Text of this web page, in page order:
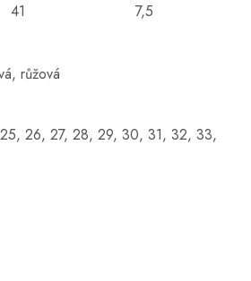
41 7,5
růžová
26, 27, 28, 29, 30, 31, 32, 33,